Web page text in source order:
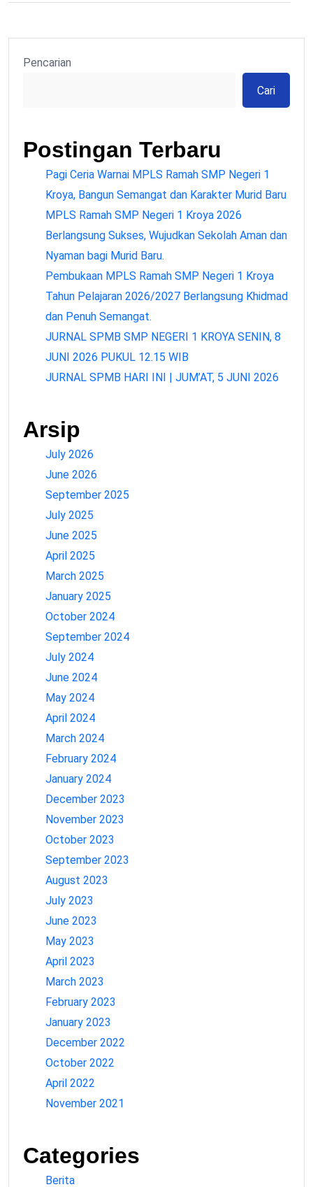
Pencarian
Cari
Postingan Terbaru
Pagi Ceria Warnai MPLS Ramah SMP Negeri 1
Kroya, Bangun Semangat dan Karakter Murid Baru
MPLS Ramah SMP Negeri 1 Kroya 2026
Berlangsung Sukses, Wujudkan Sekolah Aman dan
Nyaman bagi Murid Baru.
Pembukaan MPLS Ramah SMP Negeri 1 Kroya
Tahun Pelajaran 2026/2027 Berlangsung Khidmad
dan Penuh Semangat.
JURNAL SPMB SMP NEGERI 1 KROYA SENIN, 8
JUNI 2026 PUKUL 12.15 WIB
JURNAL SPMB HARI INI | JUM’AT, 5 JUNI 2026
Arsip
July 2026
June 2026
September 2025
July 2025
June 2025
April 2025
March 2025
January 2025
October 2024
September 2024
July 2024
June 2024
May 2024
April 2024
March 2024
February 2024
January 2024
December 2023
November 2023
October 2023
September 2023
August 2023
July 2023
June 2023
May 2023
April 2023
March 2023
February 2023
January 2023
December 2022
October 2022
April 2022
November 2021
Categories
Berita